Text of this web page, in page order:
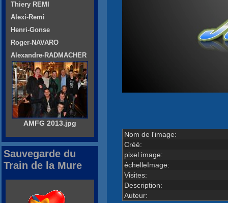
Nom de l'image:
Créé:
pixel image:
échelleImage:
Visites:
Description:
Auteur:
Thiery REMI
Alexi-Remi
Henri-Gonse
Roger-NAVARO
Alexandre-RADMACHER
AMFG 2013.jpg
Sauvegarde du
Train de la Mure